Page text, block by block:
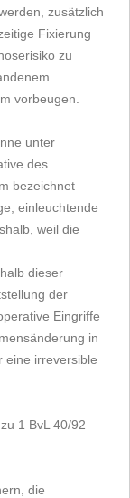
zusätzlich
Fixierung
zu
vorbeugen.
unter
des
bezeichnet
einleuchtende
weil die
dieser
der
Eingriffe
in
eine irreversible
1 BvL 40/92
die